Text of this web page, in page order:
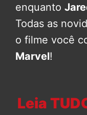
enquanto
Todas as
o filme você
Marvel!
Leia